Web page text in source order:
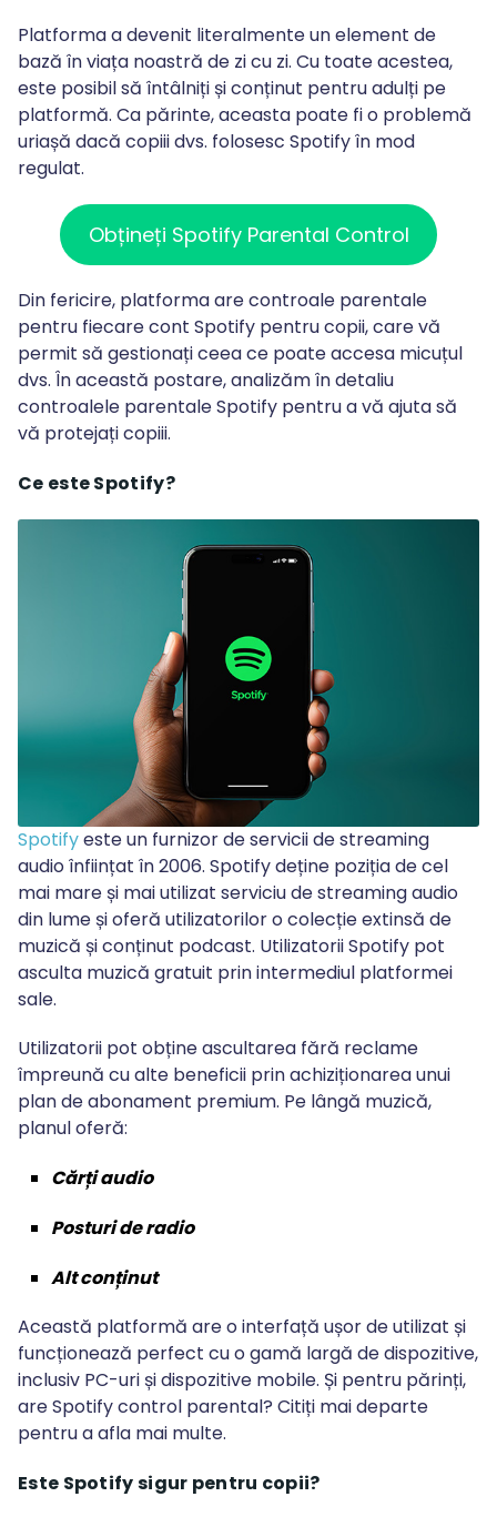
Platforma a devenit literalmente un element de
bază în viața noastră de zi cu zi. Cu toate acestea,
este posibil să întâlniți și conținut pentru adulți pe
platformă. Ca părinte, aceasta poate fi o problemă
uriașă dacă copiii dvs. folosesc Spotify în mod
regulat.
Obțineți Spotify Parental Control
Din fericire, platforma are controale parentale
pentru fiecare cont Spotify pentru copii, care vă
permit să gestionați ceea ce poate accesa micuțul
dvs. În această postare, analizăm în detaliu
controalele parentale Spotify pentru a vă ajuta să
vă protejați copiii.
Ce este Spotify?
Spotifyeste un furnizor de servicii de streaming
audio înființat în 2006. Spotify deține poziția de cel
mai mare și mai utilizat serviciu de streaming audio
din lume și oferă utilizatorilor o colecție extinsă de
muzică și conținut podcast. Utilizatorii Spotify pot
asculta muzică gratuit prin intermediul platformei
sale.
Utilizatorii pot obține ascultarea fără reclame
împreună cu alte beneficii prin achiziționarea unui
plan de abonament premium. Pe lângă muzică,
planul oferă:
Cărți audio
Posturi de radio
Alt conținut
Această platformă are o interfață ușor de utilizat și
funcționează perfect cu o gamă largă de dispozitive,
inclusiv PC-uri și dispozitive mobile. Și pentru părinți,
are Spotify control parental? Citiți mai departe
pentru a afla mai multe.
Este Spotify sigur pentru copii?